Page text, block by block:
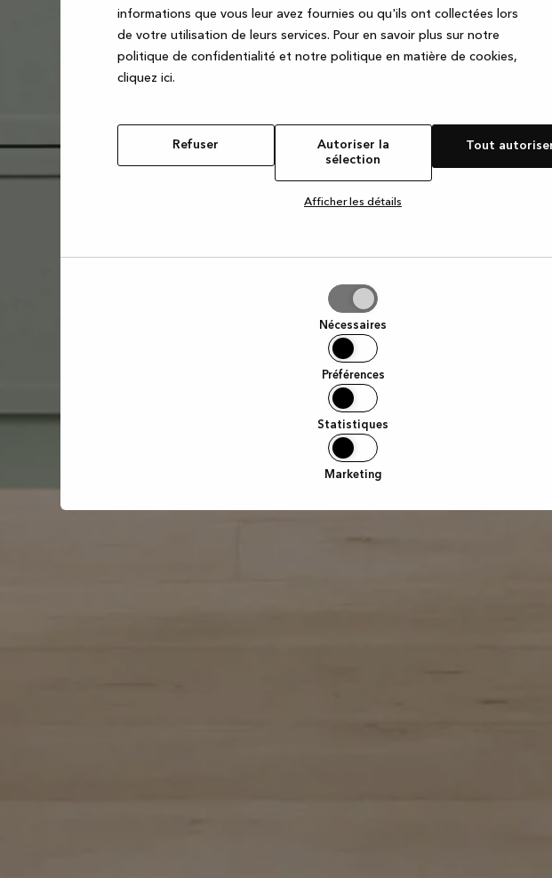
informations que vous leur avez fournies ou qu'ils ont collectées lors
de votre utilisation de leurs services. Pour en savoir plus sur notre
politique de confidentialité et notre politique en matière de cookies,
cliquez ici.
Refuser
Autoriser la
sélection
Tout
Afficher les détails
Nécessaires
Préférences
Statistiques
Marketing